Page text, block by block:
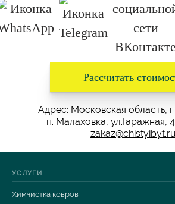
Рассчитать
Адрес: Московская область,
п. Малаховка,
zakaz@chistyibyt.ru
УСЛУГИ
Химчистка ковров